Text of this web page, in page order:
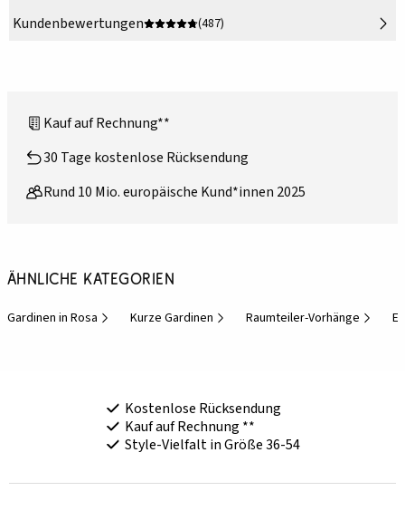
Kundenbewertungen
(487)
Kauf auf Rechnung**
30 Tage kostenlose Rücksendung
Rund 10 Mio. europäische Kund*innen 2025
Ähnliche Kategorien
Gardinen in Rosa Kurze Gardinen Raumteiler-Vorhänge
Kostenlose Rücksendung
Kauf auf Rechnung **
Style-Vielfalt in Größe 36-54